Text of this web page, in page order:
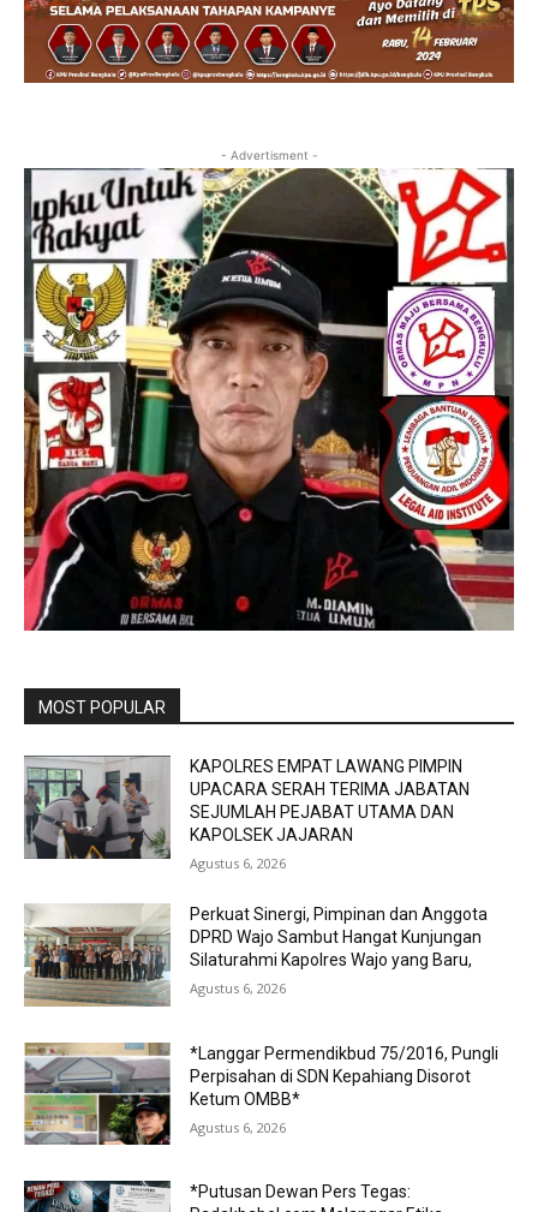
- Advertisment -
MOST POPULAR
KAPOLRES EMPAT LAWANG PIMPIN
UPACARA SERAH TERIMA JABATAN
SEJUMLAH PEJABAT UTAMA DAN
KAPOLSEK JAJARAN
Agustus 6, 2026
Perkuat Sinergi, Pimpinan dan Anggota
DPRD Wajo Sambut Hangat Kunjungan
Silaturahmi Kapolres Wajo yang Baru,
Agustus 6, 2026
*Langgar Permendikbud 75/2016, Pungli
Perpisahan di SDN Kepahiang Disorot
Ketum OMBB*
Agustus 6, 2026
*Putusan Dewan Pers Tegas: